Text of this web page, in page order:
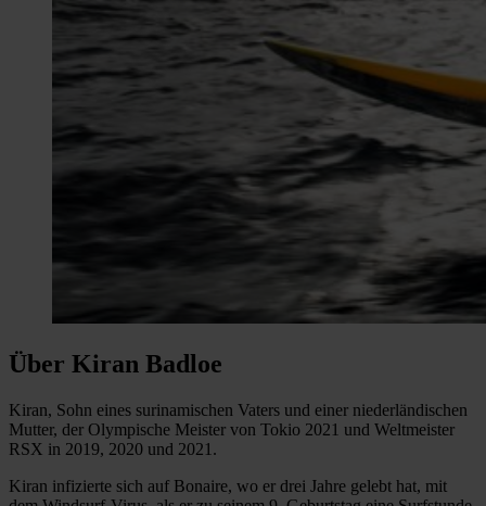
Über Kiran Badloe
Kiran, Sohn eines surinamischen Vaters und einer niederländischen
Mutter, der Olympische Meister von Tokio 2021 und Weltmeister
RSX in 2019, 2020 und 2021.
Kiran infizierte sich auf Bonaire, wo er drei Jahre gelebt hat, mit